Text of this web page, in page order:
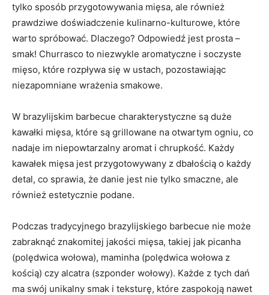
tylko sposób przygotowywania mięsa, ale również
prawdziwe doświadczenie kulinarno-kulturowe, które
warto spróbować. Dlaczego? Odpowiedź jest prosta –
smak! Churrasco to niezwykle aromatyczne i soczyste
mięso, które rozpływa się w ustach, pozostawiając
niezapomniane wrażenia smakowe.
W brazylijskim barbecue charakterystyczne są duże
kawałki‌ mięsa, które są grillowane na‍ otwartym ogniu, co
nadaje im niepowtarzalny​ aromat‌ i chrupkość.​ Każdy
⁣kawałek mięsa jest przygotowywany z dbałością o każdy ​
detal, co sprawia, że danie​ jest nie tylko smaczne, ale⁣
również estetycznie podane.
Podczas tradycyjnego brazylijskiego barbecue nie może
zabraknąć ⁣znakomitej jakości mięsa, ⁣takiej jak picanha
(polędwica wołowa), maminha​ (polędwica wołowa‌ z
kością) czy alcatra (szponder wołowy). Każde z tych⁣ dań‌
ma swój unikalny smak i teksturę, ‍które zaspokoją nawet‍